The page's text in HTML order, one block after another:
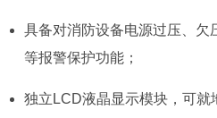
具备对消防设备电源过压、欠
等报警保护功能；
独立LCD液晶显示模块，可就